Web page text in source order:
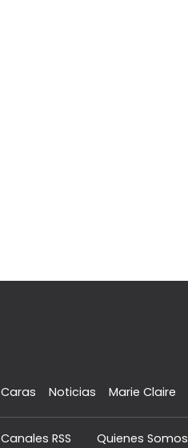
Caras Noticias Marie Claire
Canales RSS Quienes Somos